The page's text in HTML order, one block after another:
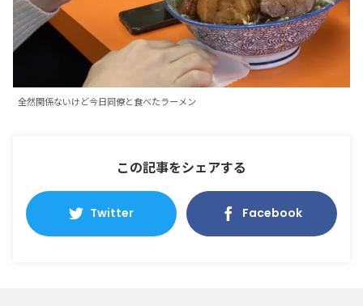
全然関係ないけど今日同僚と食べたラーメン
この記事をシェアする
Twitter Facebook